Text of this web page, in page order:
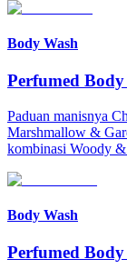
Body Wash
Perfumed Body
Paduan manisnya
Marshmallow &
kombinasi Woody
Body Wash
Perfumed